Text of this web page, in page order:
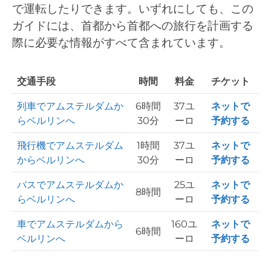
で運転したりできます。いずれにしても、この
ガイドには、首都から首都への旅行を計画する
際に必要な情報がすべて含まれています。
交通手段 時間 料金 チケット
列車でアムステルダムか
らベルリンへ
6時間
30分
37ユ
ーロ
ネットで
予約する
飛行機でアムステルダム
からベルリンへ
1時間
30分
37ユ
ーロ
ネットで
予約する
バスでアムステルダムか
らベルリンへ
8時間
25ユ
ーロ
ネットで
予約する
車でアムステルダムから
ベルリンへ
6時間
160ユ
ーロ
ネットで
予約する